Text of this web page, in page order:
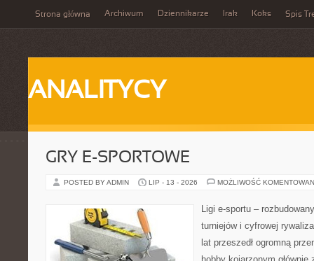
Strona główna Archiwum Dziennikarze Irak Koks Spis
ANALITYCY
GRY E-SPORTOWE
POSTED BY ADMIN LIP - 13 - 2026 MOŻLIWOŚĆ
Ligi e-sportu –
turniejów i cyfrowej
lat przeszedł ogromną